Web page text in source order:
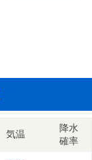
気温
降水
確率